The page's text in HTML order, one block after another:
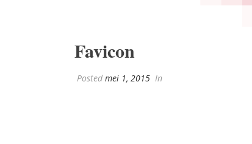
Favicon
Posted mei 1, 2015 In